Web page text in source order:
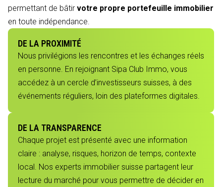
permettant de bâtir votre propre portefeuille immobilier
en toute indépendance.
DE LA PROXIMITÉ
Nous privilégions les rencontres et les échanges réels
en personne. En rejoignant Sipa Club Immo, vous
accédez à un cercle d’investisseurs suisses, à des
événements réguliers, loin des plateformes digitales.
DE LA TRANSPARENCE
Chaque projet est présenté avec une information
claire : analyse, risques, horizon de temps, contexte
local. Nos experts immobilier suisse partagent leur
lecture du marché pour vous permettre de décider en